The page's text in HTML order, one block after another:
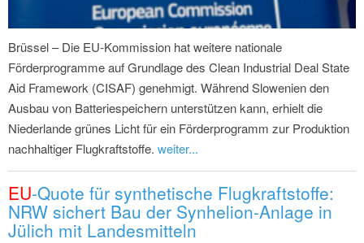
Brüssel – Die EU-Kommission hat weitere nationale
Förderprogramme auf Grundlage des Clean Industrial Deal State
Aid Framework (CISAF) genehmigt. Während Slowenien den
Ausbau von Batteriespeichern unterstützen kann, erhielt die
Niederlande grünes Licht für ein Förderprogramm zur Produktion
nachhaltiger Flugkraftstoffe. weiter...
EU-Quote für synthetische Flugkraftstoffe:
NRW sichert Bau der Synhelion-Anlage in
Jülich mit Landesmitteln